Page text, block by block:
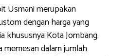
Usmani merupakan
dengan harga yang
khususnya Kota Jombang.
memesan dalam jumlah